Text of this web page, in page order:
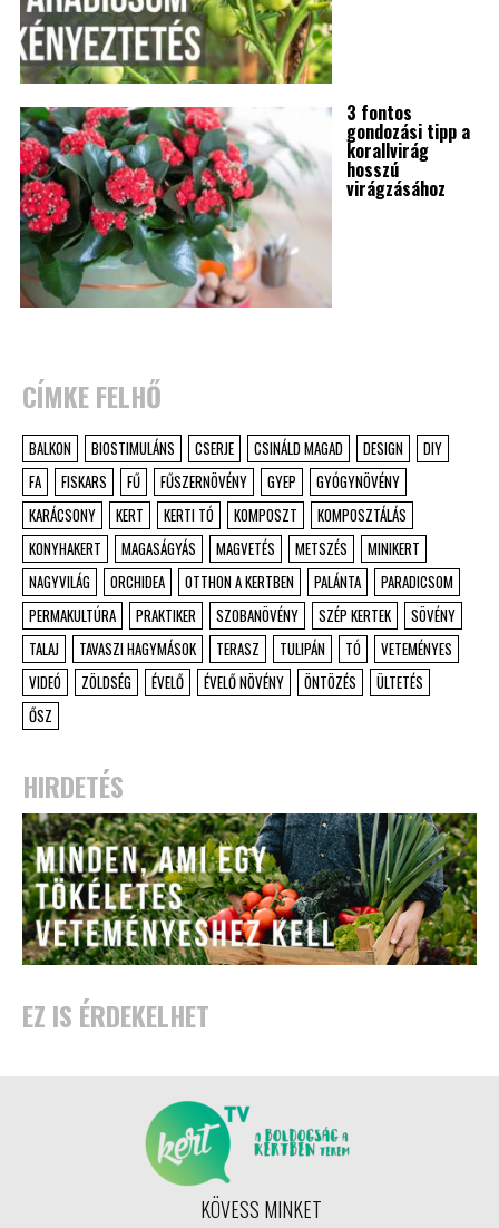
3 fontos
gondozási tipp a
korallvirág
hosszú
virágzásához
CÍMKE FELHŐ
BALKON BIOSTIMULÁNS CSERJE CSINÁLD MAGAD DESIGN
DIY
FA
FISKARS FŰ FŰSZERNÖVÉNY GYEP
GYÓGYNÖVÉNY
KARÁCSONY
KERT KERTI TÓ KOMPOSZT
KOMPOSZTÁLÁS
KONYHAKERT
MAGASÁGYÁS MAGVETÉS METSZÉS
MINIKERT
NAGYVILÁG
ORCHIDEA OTTHON A KERTBEN PALÁNTA
PARADICSOM
PERMAKULTÚRA
PRAKTIKER SZOBANÖVÉNY SZÉP KERTEK
SÖVÉNY
TALAJ
TAVASZI HAGYMÁSOK TERASZ TULIPÁN TÓ
VETEMÉNYES
VIDEÓ
ZÖLDSÉG ÉVELŐ ÉVELŐ NÖVÉNY ÖNTÖZÉS
ÜLTETÉS
ŐSZ
HIRDETÉS
EZ IS ÉRDEKELHET
KÖVESS MINKET